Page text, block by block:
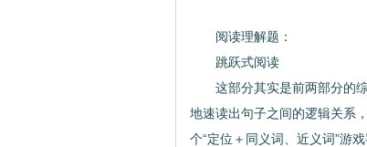
阅读理解题：
跳跃式阅读
这部分其实是前两部分的综
地速读出句子之间的逻辑关系
个“定位＋同义词、近义词”游